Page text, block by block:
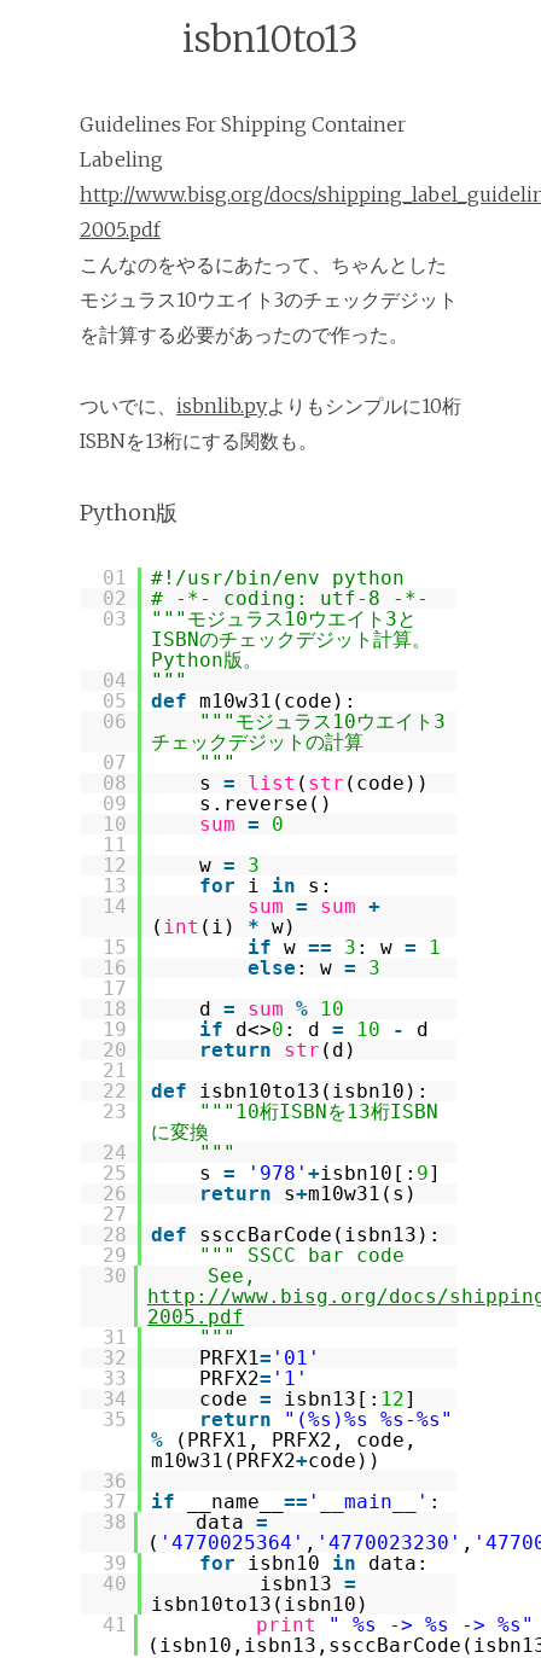
isbn10to13
Guidelines For Shipping Container
Labeling
http://www.bisg.org/docs/
2005.pdf
こんなのをやるにあたって、ちゃんとした
モジュラス10ウエイト3のチェックデジット
を計算する必要があったので作った。
ついでに、 isbnlib.pyよりもシンプルに10桁
ISBNを13桁にする関数も。
Python版
01
#!/usr/bin/env python
02
# -*- coding: utf-8 -*-
03
"""モジュラス10ウエイト3と
ISBNのチェックデジット計算。
Python版。
04
"""
05
def m10w31(code):
06
"""モジュラス10ウエイト3
チェックデジットの計算
07
"""
08
s = list ( str (code))
09
s.reverse()
10
sum =
0
11
12
w =
3
13
for i in
s:
14
sum = sum +
( int (i) * w)
15
if w == 3 : w =
1
16
else : w =
3
17
18
d = sum %
10
19
if d<>0 : d = 10 -
d
20
return str (d)
21
22
def
isbn10to13(isbn10):
23
"""10桁ISBNを13桁ISBN
に変換
24
"""
25
s = '978' +isbn10[: 9]
26
return s+m10w31(s)
27
28
def
ssccBarCode(isbn13):
29
""" SSCC bar code
30
See,
http://www.bisg.org/docs/
2005.pdf
31
"""
32
PRFX1= '01'
33
PRFX2= '1'
34
code = isbn13[: 12]
35
return
"(%s)%s %s-%s"
%
(PRFX1, PRFX2, code,
m10w31(PRFX2+code))
36
37
if __name__ == '__main__' :
38
data =
( '4770025364' , '4770023230' ,
39
for isbn10 in
data:
40
isbn13 =
isbn10to13(isbn10)
41
print
" %s -> %s -> %s"